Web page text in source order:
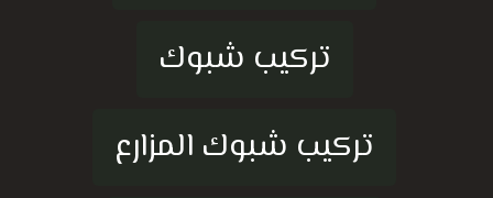
تركيب شبوك
تركيب شبوك المزارع